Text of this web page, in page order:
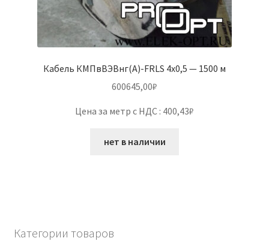
Кабель КМПвВЭВнг(А)-FRLS 4х0,5 — 1500 м
600645,00₽
Цена за метр с НДС : 400,43₽
нет в наличии
Категории товаров